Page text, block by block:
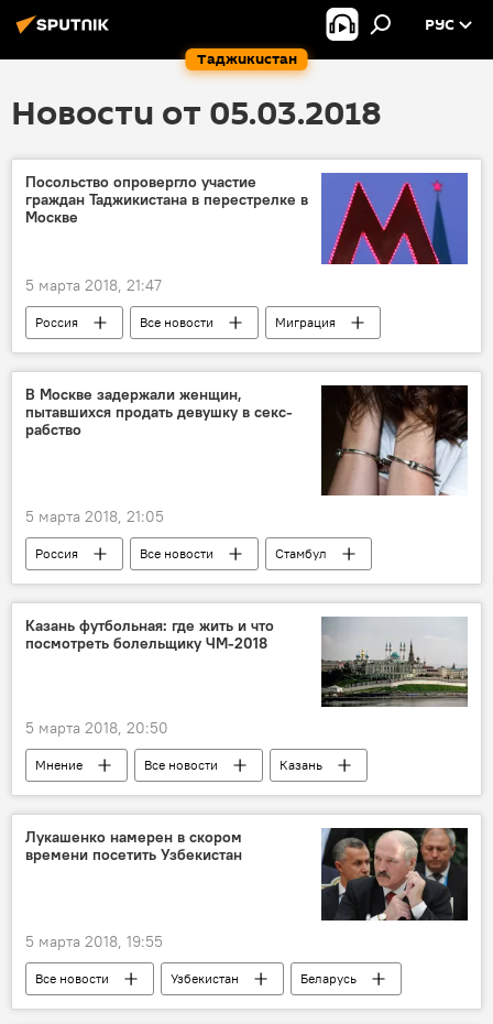
Таджикистан
РУС
Новости от 05.03.2018
Посольство опровергло участие
граждан Таджикистана в перестрелке в
Москве
5 марта 2018, 21:47
Россия Все новости
Миграция
драка
метро
Новости мигрантов из Центральной Азии в России
Таджикистан
Москва стрельба
В Москве задержали женщин,
пытавшихся продать девушку в секс-
рабство
5 марта 2018, 21:05
Россия Все новости
Стамбул
рабство
Таджикистан
МВД Таджикистана
Казань футбольная: где жить и что
посмотреть болельщику ЧМ-2018
5 марта 2018, 20:50
Мнение Все новости
Казань
футбол
чемпионат
Туризм
Россия
ЧМ-2018
Лукашенко намерен в скором
времени посетить Узбекистан
5 марта 2018, 19:55
Все новости Узбекистан
Беларусь
Александр Лукашенко
Шавкат Мирзиёев